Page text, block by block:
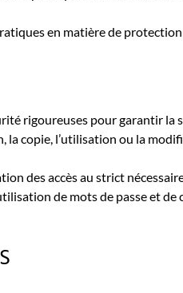
en matière de protection
rigoureuses pour garantir
la copie, l’utilisation ou la
des accès au strict
de mots de passe et